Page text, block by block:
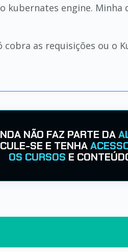
kubernates engine.
as requisições ou o
NÃO FAZ PARTE DA
SE E TENHA
OS CURSOS E